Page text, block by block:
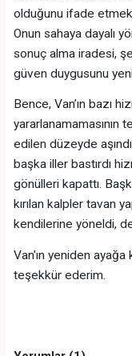
olduğunu ifade
Onun sahaya dayalı
sonuç alma iradesi,
güven duygusunu
Bence, Van’ın bazı
yararlanamamasının
edilen düzeyde
başka iller bastırdı
gönülleri kapattı.
kırılan kalpler tavan
kendilerine yöneldi,
Van'ın yeniden
teşekkür ederim.